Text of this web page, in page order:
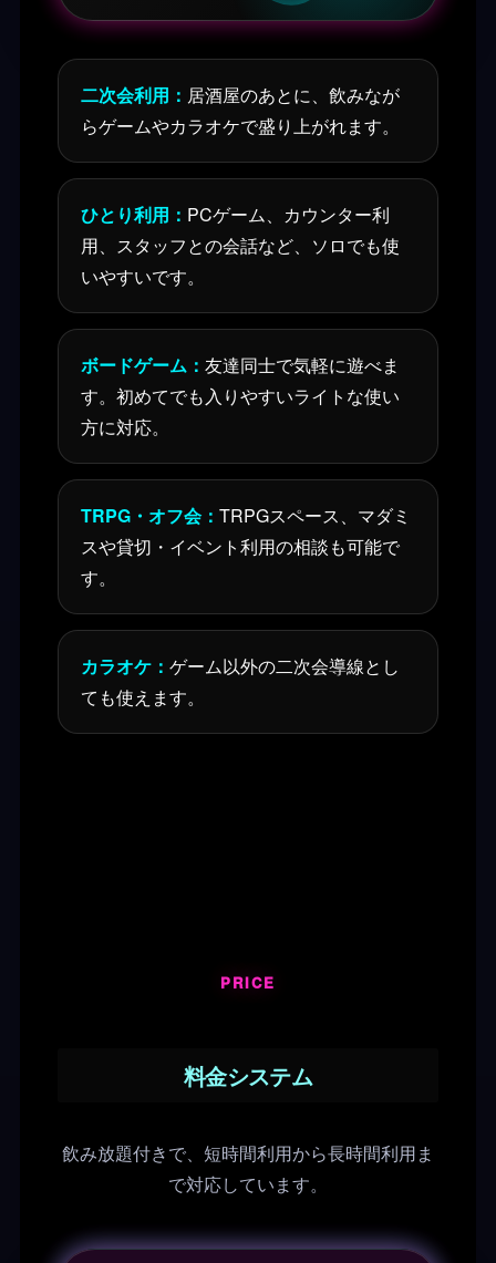
二次会利用： 居酒屋のあとに、飲みなが
らゲームやカラオケで盛り上がれます。
ひとり利用： PCゲーム、カウンター利
用、スタッフとの会話など、ソロでも使
いやすいです。
ボードゲーム： 友達同士で気軽に遊べま
す。初めてでも入りやすいライトな使い
方に対応。
TRPG・オフ会： TRPGスペース、マダミ
スや貸切・イベント利用の相談も可能で
す。
カラオケ： ゲーム以外の二次会導線とし
ても使えます。
PRICE
料金システム
飲み放題付きで、短時間利用から長時間利用ま
で対応しています。